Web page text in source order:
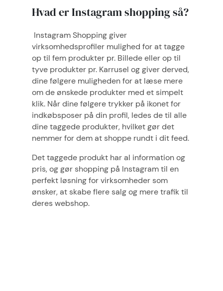
Hvad er Instagram shopping så?
Instagram Shopping giver
virksomhedsprofiler mulighed for at tagge
op til fem produkter pr. Billede eller op til
tyve produkter pr. Karrusel og giver derved,
dine følgere muligheden for at læse mere
om de ønskede produkter med et simpelt
klik. Når dine følgere trykker på ikonet for
indkøbsposer på din profil, ledes de til alle
dine taggede produkter, hvilket gør det
nemmer for dem at shoppe rundt i dit feed.
Det taggede produkt har al information og
pris, og gør shopping på Instagram til en
perfekt løsning for virksomheder som
ønsker, at skabe flere salg og mere trafik til
deres webshop.